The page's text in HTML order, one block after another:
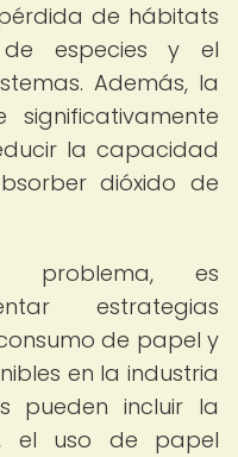
de hábitats
de especies y el
Además, la
significativamente
la capacidad
dióxido de
problema, es
estrategias
de papel y
en la industria
pueden incluir la
el uso de papel